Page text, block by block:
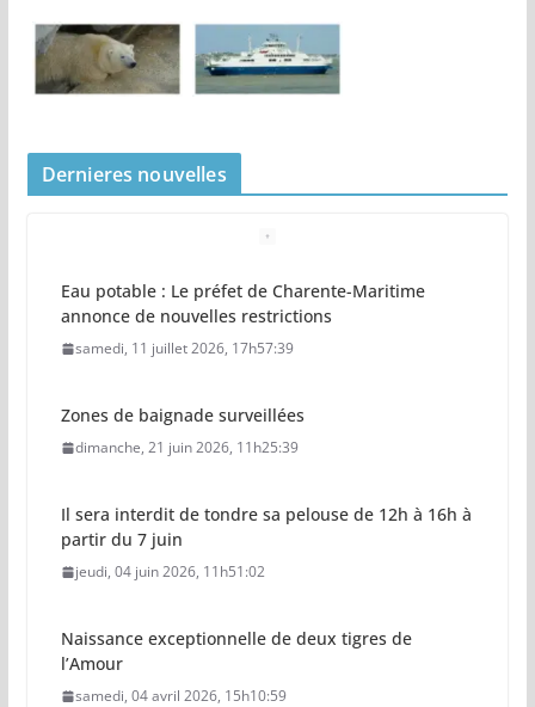
Dernieres nouvelles
Eau potable : Le préfet de Charente-Maritime
annonce de nouvelles restrictions
samedi, 11 juillet 2026, 17h57:39
Zones de baignade surveillées
dimanche, 21 juin 2026, 11h25:39
Il sera interdit de tondre sa pelouse de 12h à 16h à
partir du 7 juin
jeudi, 04 juin 2026, 11h51:02
Naissance exceptionnelle de deux tigres de
l’Amour
samedi, 04 avril 2026, 15h10:59